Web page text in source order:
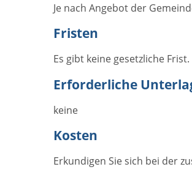
Je nach Angebot der
Fristen
Es gibt keine gesetzliche
Erforderliche
keine
Kosten
Erkundigen Sie sich bei der